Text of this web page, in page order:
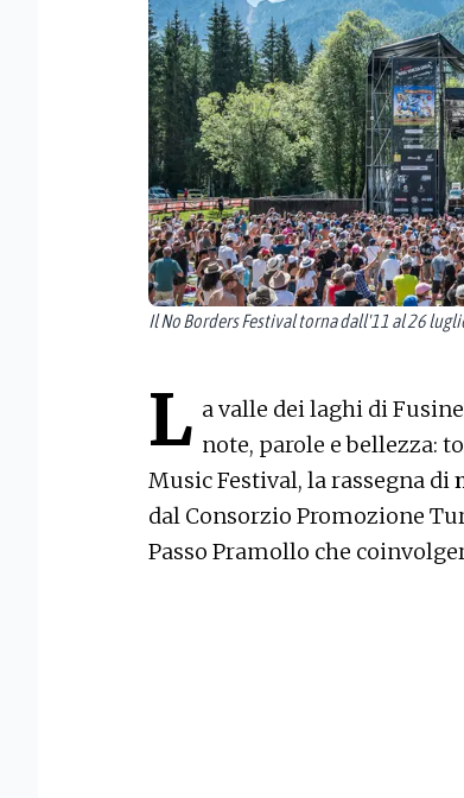
Il No Borders Festival torna dall'11 al 26
L a valle dei laghi di
note, parole e bellezza:
Music Festival, la rassegna di
dal Consorzio Promozione
Passo Pramollo che